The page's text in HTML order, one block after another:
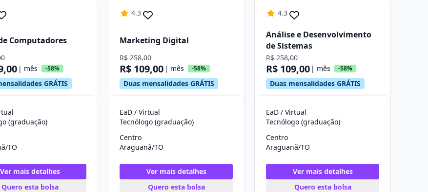
Computadores
| mês -58%
GRÁTIS
(graduação)
TO
Ver mais detalhes
Quero esta bolsa
4.3
Marketing Digital
R$ 258,00
R$ 109,00 | mês -58%
Duas mensalidades GRÁTIS
EaD / Virtual
Tecnólogo (graduação)
Centro
Araguanã/TO
Ver mais detalhes
Quero esta bolsa
4.3
Análise e Desenvolvimento
de Sistemas
R$ 258,00
R$ 109,00 | mês -58%
Duas mensalidades GRÁTIS
EaD / Virtual
Tecnólogo (graduação)
Centro
Araguanã/TO
Ver mais detalhes
Quero esta bolsa